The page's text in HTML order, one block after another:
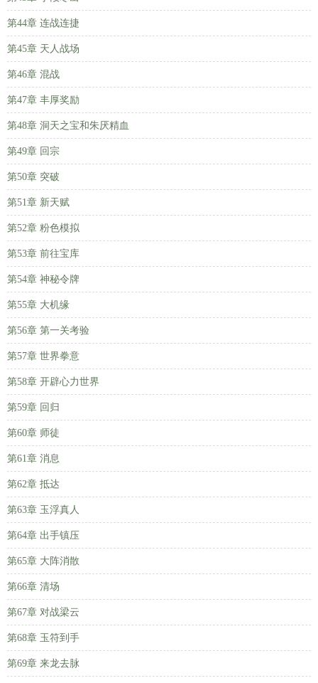
第44章 连战连捷
第45章 天人战场
第46章 混战
第47章 丰厚奖励
第48章 洞天之宝和朱厌精血
第49章 回宗
第50章 突破
第51章 新天赋
第52章 粉色模拟
第53章 前往宝库
第54章 神秘令牌
第55章 大机缘
第56章 第一关考验
第57章 世界拳意
第58章 开辟心力世界
第59章 回归
第60章 师徒
第61章 消息
第62章 抵达
第63章 玉浮真人
第64章 出手镇压
第65章 大阵消散
第66章 清场
第67章 对战梁云
第68章 玉符到手
第69章 来龙去脉